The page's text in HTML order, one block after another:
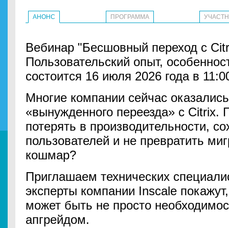
АНОНС ПРОГРАММА
Вебинар "Бесшовный переход с
Пользовательский опыт,
состоится 16 июля 2026 года в
Многие компании сейчас
«вынужденного переезда» с Citrix.
потерять в производительности,
пользователей и не превратить
кошмар?
Приглашаем технических
эксперты компании Inscale
может быть не просто
апгрейдом.